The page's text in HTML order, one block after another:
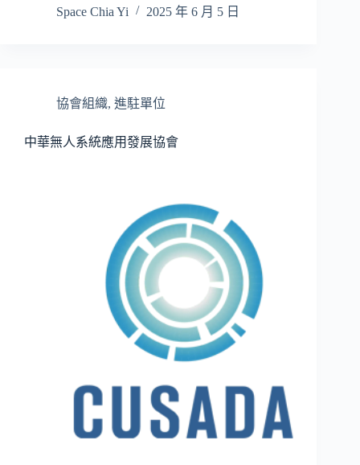
Space Chia Yi 2025 年 6 月 5 日
協會組織, 進駐單位
中華無人系統應用發展協會